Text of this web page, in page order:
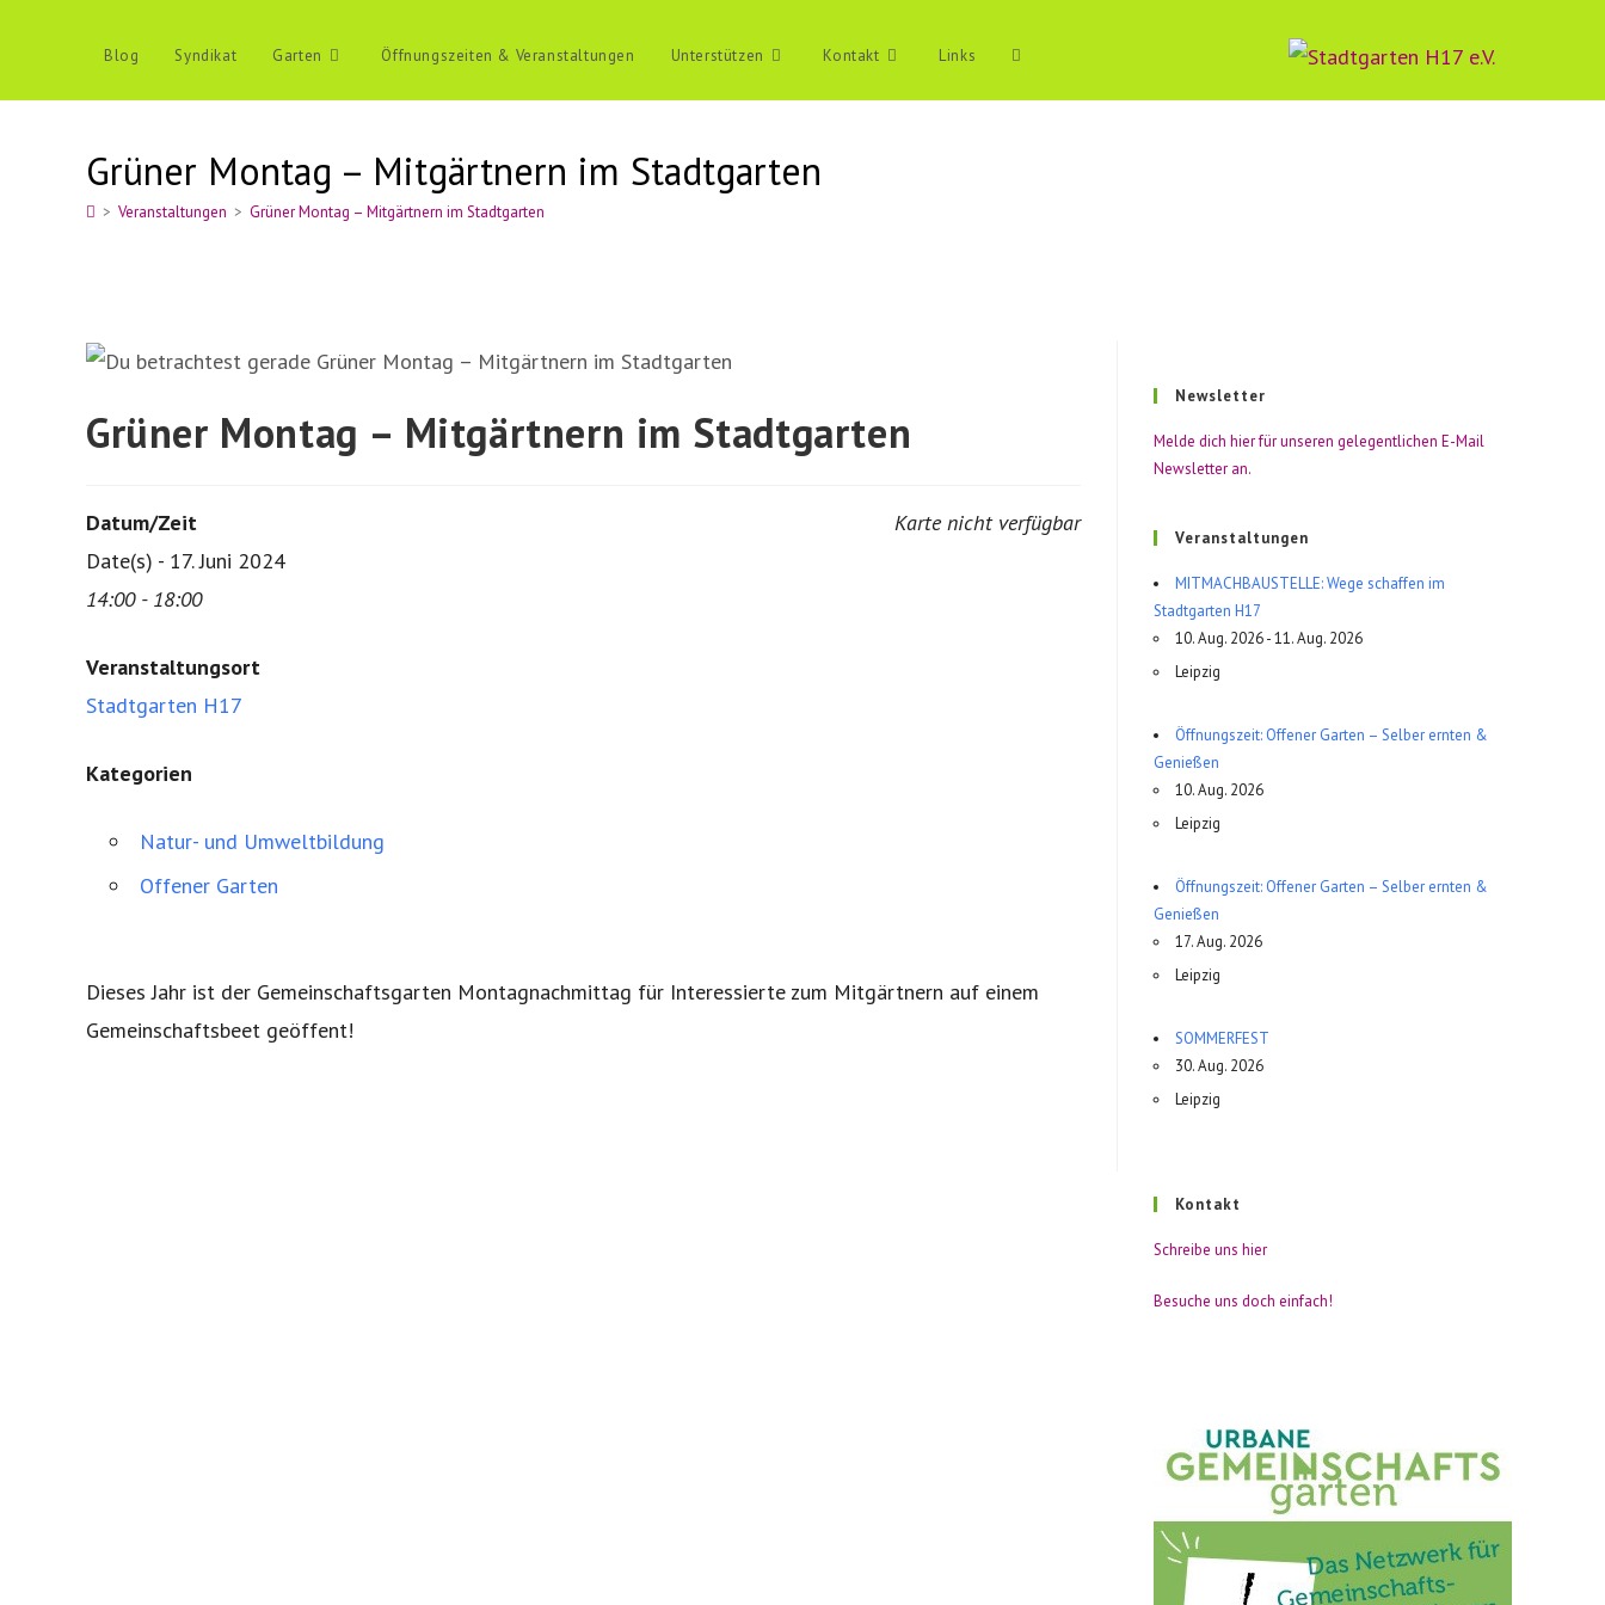
Blog Syndikat Garten Öffnungszeiten & Veranstaltungen Unterstützen Kontakt Links Website-
Grüner Montag – Mitgärtnern im Stadtgarten
> Veranstaltungen > Grüner Montag – Mitgärtnern im Stadtgarten
Grüner Montag – Mitgärtnern im Stadtgarten
Karte nicht verfügbar
Datum/Zeit
Date(s) - 17. Juni 2024
14:00 - 18:00
Veranstaltungsort
Stadtgarten H17
Kategorien
Natur- und Umweltbildung
Offener Garten
Dieses Jahr ist der Gemeinschaftsgarten Montagnachmittag für Interessierte zum Mitgärtnern auf einem
Gemeinschaftsbeet geöffent!
Newsletter
Melde dich hier für unseren gelegentlichen E-Mail
Newsletter an.
Veranstaltungen
MITMACHBAUSTELLE: Wege schaffen im
Stadtgarten H17
10. Aug. 2026 - 11. Aug. 2026
Leipzig
Öffnungszeit: Offener Garten – Selber ernten &
Genießen
10. Aug. 2026
Leipzig
Öffnungszeit: Offener Garten – Selber ernten &
Genießen
17. Aug. 2026
Leipzig
SOMMERFEST
30. Aug. 2026
Leipzig
Kontakt
Schreibe uns hier
Besuche uns doch einfach!